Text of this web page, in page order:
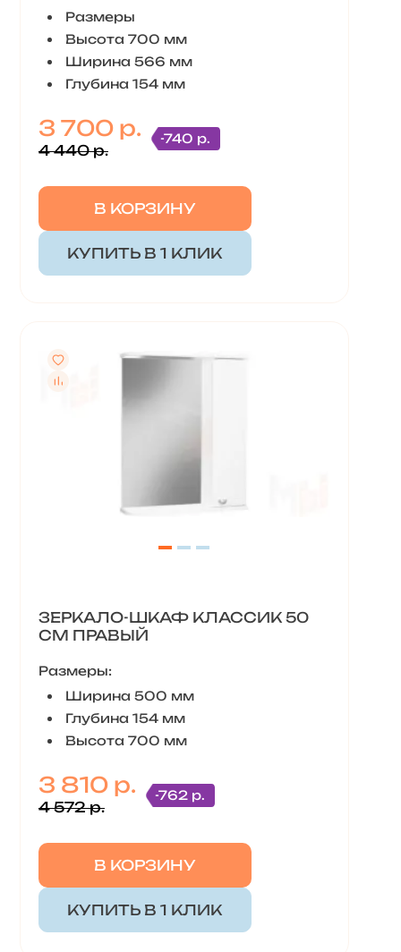
Размеры
Высота 700 мм
Ширина 566 мм
Глубина 154 мм
3 700 р.
4 440 р.
-740 р.
В КОРЗИНУ
КУПИТЬ В 1 КЛИК
ЗЕРКАЛО-ШКАФ КЛАССИК 50
СМ ПРАВЫЙ
Размеры:
Ширина 500 мм
Глубина 154 мм
Высота 700 мм
3 810 р.
4 572 р.
-762 р.
В КОРЗИНУ
КУПИТЬ В 1 КЛИК